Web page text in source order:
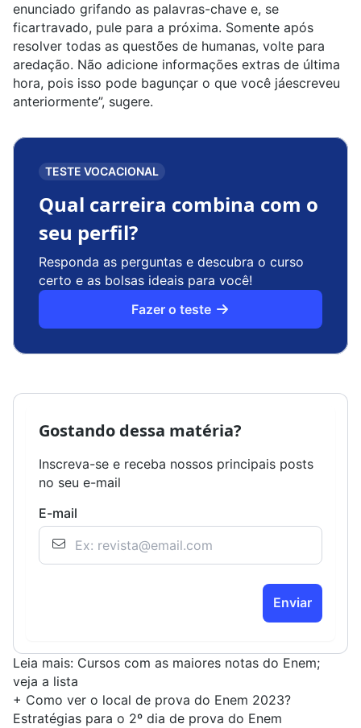
enunciado grifando as palavras-chave e, se
ficartravado, pule para a próxima. Somente após
resolver todas as questões de humanas, volte para
aredação. Não adicione informações extras de última
hora, pois isso pode bagunçar o que você jáescreveu
anteriormente”, sugere.
TESTE VOCACIONAL
Qual carreira combina com o
seu perfil?
Responda as perguntas e descubra o curso
certo e as bolsas ideais para você!
Fazer o teste
Gostando dessa matéria?
Inscreva-se e receba nossos principais posts
no seu e-mail
E-mail
Enviar
Leia mais: Cursos com as maiores notas do Enem;
veja a lista
+ Como ver o local de prova do Enem 2023?
Estratégias para o 2º dia de prova do Enem